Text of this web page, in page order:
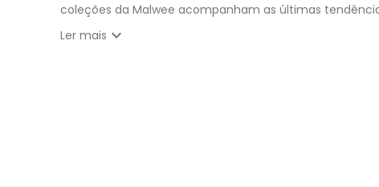
coleções da Malwee acompanham as últimas
Ler mais expand_more